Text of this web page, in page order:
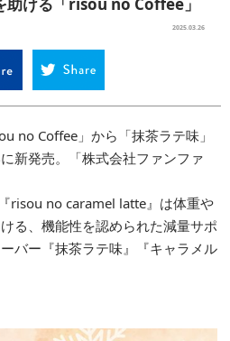
2025.03.26
no Coffee」から「抹茶ラテ味」
新発売。「株式会社ファンファ
risou no caramel latte』は体重や
る、機能性を認められた減量サポ
バー『抹茶ラテ味』『キャラメル